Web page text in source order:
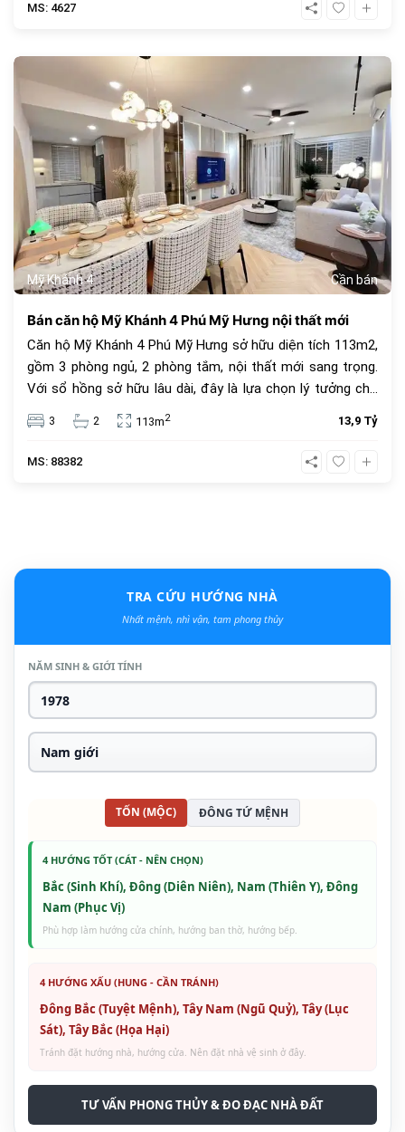
MS: 4627
Mỹ Khánh 4 Cần bán
Bán căn hộ Mỹ Khánh 4 Phú Mỹ Hưng nội thất mới
Căn hộ Mỹ Khánh 4 Phú Mỹ Hưng sở hữu diện tích 113m2,
gồm 3 phòng ngủ, 2 phòng tắm, nội thất mới sang trọng.
Với sổ hồng sở hữu lâu dài, đây là lựa chọn lý tưởng cho
an cư và đầu tư. Giá bán 13.9 tỷ đồng, vị trí trung tâm, tiện
ích đầy đủ.
3 2 113m2 13,9 Tỷ
MS: 88382
TRA CỨU HƯỚNG NHÀ
Nhất mệnh, nhì vận, tam phong thủy
NĂM SINH & GIỚI TÍNH
TỐN (MỘC) ĐÔNG TỨ MỆNH
4 HƯỚNG TỐT (CÁT - NÊN CHỌN)
Bắc (Sinh Khí), Đông (Diên Niên), Nam (Thiên Y), Đông
Nam (Phục Vị)
Phù hợp làm hướng cửa chính, hướng ban thờ, hướng bếp.
4 HƯỚNG XẤU (HUNG - CẦN TRÁNH)
Đông Bắc (Tuyệt Mệnh), Tây Nam (Ngũ Quỷ), Tây (Lục
Sát), Tây Bắc (Họa Hại)
Tránh đặt hướng nhà, hướng cửa. Nên đặt nhà vệ sinh ở đây.
TƯ VẤN PHONG THỦY & ĐO ĐẠC NHÀ ĐẤT